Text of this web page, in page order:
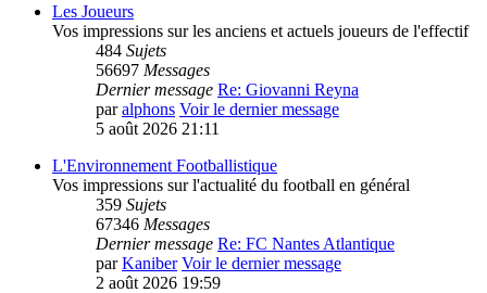
Les Joueurs
Vos impressions sur les anciens et actuels joueurs de l'effectif
484 Sujets
56697 Messages
Dernier message Re: Giovanni Reyna
paralphons Voir le dernier message
5 août 2026 21:11
L'Environnement Footballistique
Vos impressions sur l'actualité du football en général
359 Sujets
67346 Messages
Dernier message Re: FC Nantes Atlantique
parKaniber Voir le dernier message
2 août 2026 19:59